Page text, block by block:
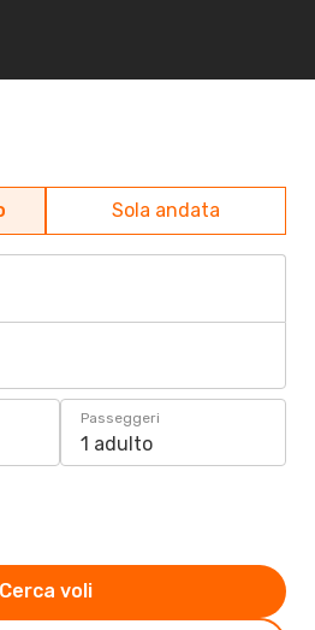
Sola andata
Passeggeri
1 adulto
Cerca voli